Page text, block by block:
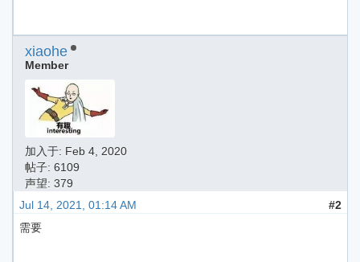
xiaohe
Member
加入于: Feb 4, 2020
帖子: 6109
声望: 379
Jul 14, 2021, 01:14 AM
#2
需要